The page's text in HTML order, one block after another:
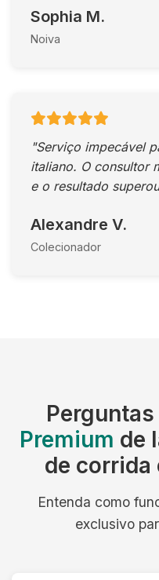
Sophia M.
Noiva
"Serviço impecável
italiano. O consultor
e o resultado
Alexandre V.
Colecionador
Premium de
de corrida
Entenda como
exclusivo